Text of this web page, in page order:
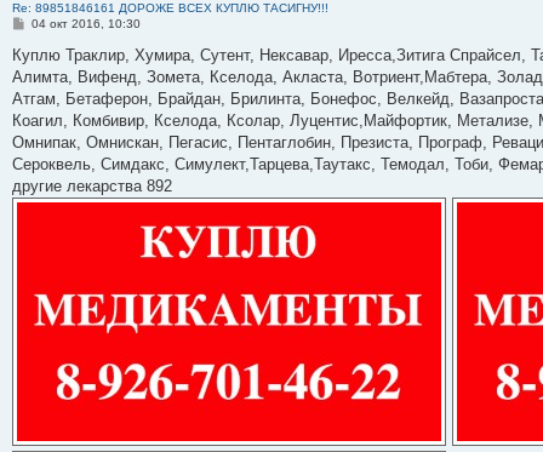
Re: 89851846161 ДОРОЖЕ ВСЕХ КУПЛЮ ТАСИГНУ!!!
С
о
б
щ
е
и
е
04 окт 2016, 10:30
Куплю Траклир, Хумира, Сутент, Нексавар, Иресса,Зитига Спрайсел,
Алимта, Вифенд, Зомета, Кселода, Акласта, Вотриент,Мабтера,
Атгам, Бетаферон, Брайдан, Брилинта, Бонефос, Велкейд,
Коагил, Комбивир, Кселода, Ксолар, Луцентис,Майфортик,
Омнипак, Омнискан, Пегасис, Пентаглобин, Презиста, Програф,
Сероквель, Симдакс, Симулект,Тарцева,Таутакс, Темодал, Тоби,
другие лекарства 892